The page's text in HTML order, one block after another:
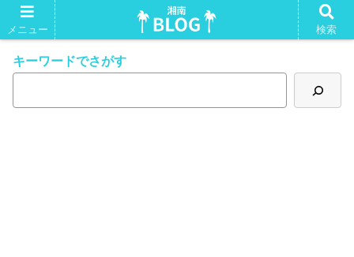
湘南Tシャツ。よかったらいかがですか？
キーワードでさがす
メニュー 検索